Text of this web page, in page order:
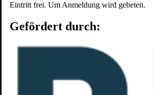
Eintritt frei. Um Anmeldung wird gebeten.
Gefördert durch: